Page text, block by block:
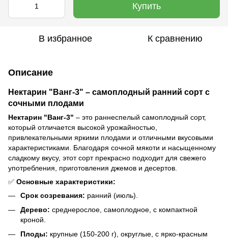
Купить
В избранное К сравнению
Описание
Нектарин "Ванг-3" – самоплодный ранний сорт с
сочными плодами
Нектарин "Ванг-3" – это раннеспелый самоплодный сорт,
который отличается высокой урожайностью,
привлекательными яркими плодами и отличными вкусовыми
характеристиками. Благодаря сочной мякоти и насыщенному
сладкому вкусу, этот сорт прекрасно подходит для свежего
употребления, приготовления джемов и десертов.
✅ Основные характеристики:
Срок созревания: ранний (июль).
Дерево: среднерослое, самоплодное, с компактной
кроной.
Плоды: крупные (150-200 г), округлые, с ярко-красным